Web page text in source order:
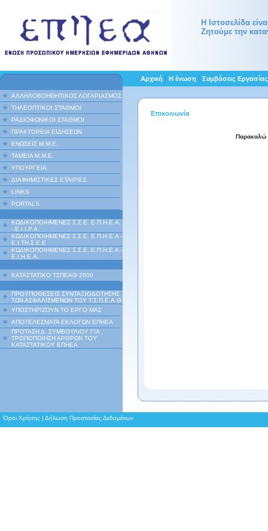
Η Ιστοσελίδα
Ζητούμε την
ΑΛΛΗΛΟΒΟΗΘΗΤΙΚΟΣ ΛΟΓΑΡΙΑΣΜΟΣ
ΤΗΛΕΟΠΤΙΚΟΙ ΣΤΑΘΜΟΙ
ΡΑΔΙΟΦΩΝΙΚΟΙ ΣΤΑΘΜΟΙ
ΠΡΑΚΤΟΡΕΙΑ ΕΙΔΗΣΕΩΝ
ΕΝΩΣΕΙΣ Μ.Μ.Ε.
ΤΑΜΕΙΑ Μ.Μ.Ε.
ΥΠΟΥΡΓΕΙΑ
ΔΙΑΦΗΜΙΣΤΙΚΕΣ ΕΤΑΙΡΙΕΣ
LINKS
PORTALS
ΚΩΔΙΚΟΠΟΙΗΜΕΝΕΣ Σ.Σ.Ε. Ε.Π.Η.Ε.Α.
- Ε.Ι.Ι.P.A.
ΚΩΔΙΚΟΠΟΙΗΜΕΝΕΣ Σ.Σ.Ε. Ε.Π.Η.Ε.Α -
Ε.Ι.ΤΗ.Σ.Ε.Ε
ΚΩΔΙΚΟΠΟΙΗΜΕΝΕΣ Σ.Σ.Ε. Ε.Π.Η.Ε.Α.-
Ε.Ι.Η.Ε.Α.
ΚΑΤΑΣΤΑΤΙΚΟ ΤΣΠΕΑΘ 2000
ΠΡΟΫΠΟΘΕΣΕΙΣ ΣΥΝΤΑΞΙΟΔΟΤΗΣΗΣ
ΤΩΝ ΑΣΦΑΛΙΣΜΕΝΩΝ ΤΟΥ Τ.Σ.Π.Ε.Α.Θ
ΥΠΟΣΤΗΡΙΖΟΥΝ ΤΟ ΕΡΓΟ ΜΑΣ
ΑΠΟΤΕΛΕΣΜΑΤΑ ΕΚΛΟΓΩΝ ΕΠΗΕΑ
ΠΡΟΤΑΣΗ Δ. ΣΥΜΒΟΥΛΙΟΥ ΓΙΑ
ΤΡΟΠΟΠΟΙΗΣΗ ΑΡΘΡΩΝ ΤΟΥ
ΚΑΤΑΣΤΑΤΙΚΟΥ ΕΠΗΕΑ
Αρχική Η ένωση Συμβάσεις
Επικοινωνία
Παρακαλώ
Όροι Χρήσης | Δήλωση Προστασίας Δεδομένων